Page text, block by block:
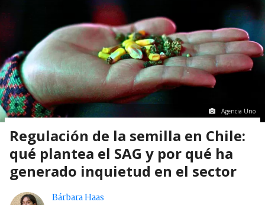
Agencia Uno
Regulación de la semilla en Chile:
qué plantea el SAG y por qué ha
generado inquietud en el sector
Bárbara Haas